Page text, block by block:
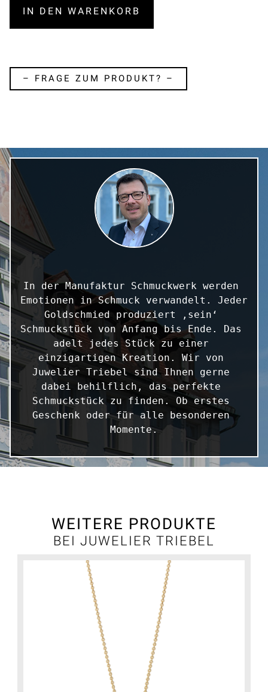
IN DEN WARENKORB
– FRAGE ZUM PRODUKT? –
In der Manufaktur Schmuckwerk werden
Emotionen in Schmuck verwandelt. Jeder
Goldschmied produziert ‚sein‘
Schmuckstück von Anfang bis Ende. Das
adelt jedes Stück zu einer
einzigartigen Kreation. Wir von
Juwelier Triebel sind Ihnen gerne
dabei behilflich, das perfekte
Schmuckstück zu finden. Ob erstes
Geschenk oder für alle besonderen
Momente.
WEITERE PRODUKTE
BEI JUWELIER TRIEBEL